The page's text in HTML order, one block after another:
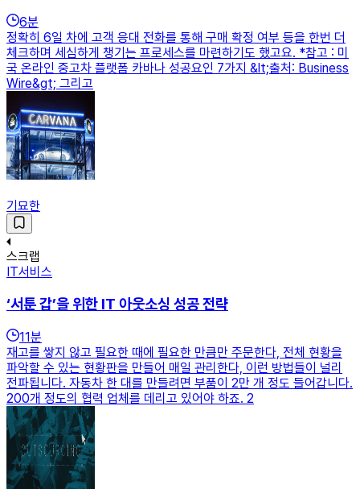
6분
정확히 6일 차에 고객 응대 전화를 통해 구매 확정 여부 등을 한번 더
체크하며 세심하게 챙기는 프로세스를 마련하기도 했고요. *참고 : 미
국 온라인 중고차 플랫폼 카바나 성공요인 7가지 &lt;출처: Business
Wire&gt; 그리고
기묘한
스크랩
IT서비스
‘서툰 갑’을 위한 IT 아웃소싱 성공 전략
11분
재고를 쌓지 않고 필요한 때에 필요한 만큼만 주문한다, 전체 현황을
파악할 수 있는 현황판을 만들어 매일 관리한다, 이런 방법들이 널리
전파됩니다. 자동차 한 대를 만들려면 부품이 2만 개 정도 들어갑니다.
200개 정도의 협력 업체를 데리고 있어야 하죠. 2